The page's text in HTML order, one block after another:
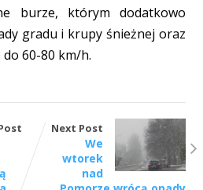
burze, którym dodatkowo
gradu i krupy śnieżnej oraz
60-80 km/h.
Next Post
We
wtorek
nad